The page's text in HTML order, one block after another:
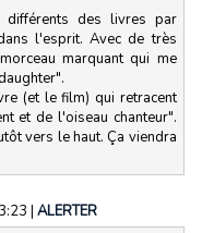
différents des livres par
l'esprit. Avec de très
marquant qui me
(et le film) qui retracent
et de l'oiseau chanteur".
vers le haut. Ça viendra
| ALERTER